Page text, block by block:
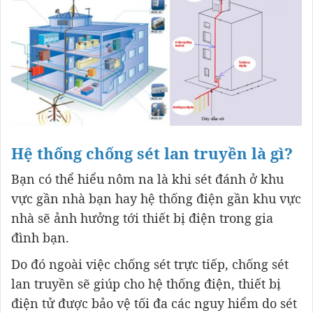
Hệ thống chống sét lan truyền là gì?
Bạn có thể hiểu nôm na là khi sét đánh ở khu
vực gần nhà bạn hay hệ thống điện gần khu vực
nhà sẽ ảnh hưởng tới thiết bị điện trong gia
đình bạn.
Do đó ngoài việc chống sét trực tiếp, chống sét
lan truyền sẽ giúp cho hệ thống điện, thiết bị
điện tử được bảo vệ tối đa các nguy hiểm do sét